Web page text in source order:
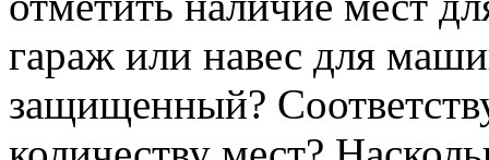
гараж или навес для
защищенный?